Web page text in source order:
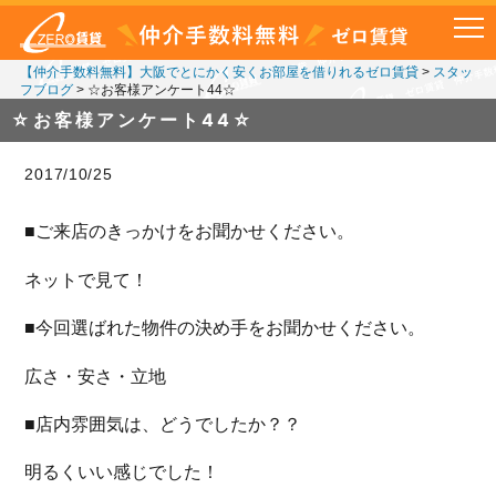
【仲介手数料無料】大阪でとにかく安くお部屋を借りれるゼロ賃貸> スタッ
フブログ> ☆お客様アンケート44☆
☆お客様アンケート44☆
2017/10/25
■ご来店のきっかけをお聞かせください。
ネットで見て！
■今回選ばれた物件の決め手をお聞かせください。
広さ・安さ・立地
■店内雰囲気は、どうでしたか？？
明るくいい感じでした！